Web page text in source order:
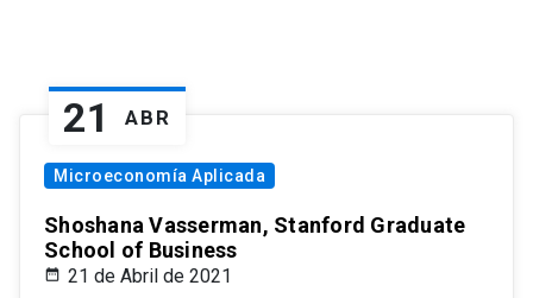
21 ABR
Microeconomía Aplicada
Shoshana Vasserman, Stanford Graduate
School of Business
21 de Abril de 2021